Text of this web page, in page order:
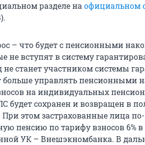
разделе на официальном
– что будет с пенсионными
не вступят в систему
станет участником системы
больше управлять пенсионными
на индивидуальных
будет сохранен и возвращен в
этом застрахованные лица
пенсию по тарифу взносов 6%
УК – Внешэкномбанка. В